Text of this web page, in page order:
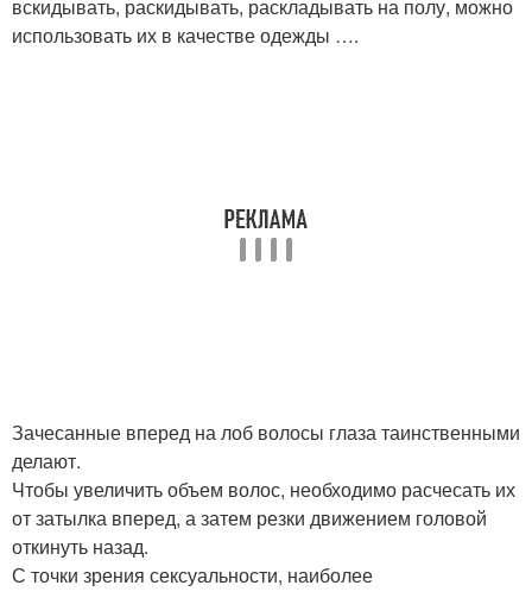
вскидывать, раскидывать, раскладывать на полу, можно
использовать их в качестве одежды ….
Зачесанные вперед на лоб волосы глаза таинственными
делают.
Чтобы увеличить объем волос, необходимо расчесать их
от затылка вперед, а затем резки движением головой
откинуть назад.
С точки зрения сексуальности, наиболее